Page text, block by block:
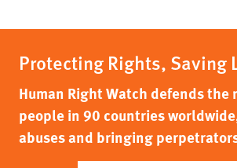
Protecting Rights, Saving
Human Right Watch defends the
people in 90 countries
abuses and bringing